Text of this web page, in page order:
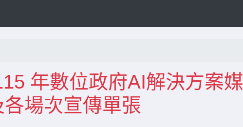
年數位政府AI解決方案媒
場次宣傳單張